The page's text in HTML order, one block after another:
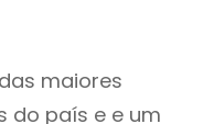
maiores
do país e e um